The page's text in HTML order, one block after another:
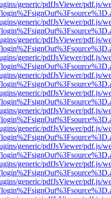
generic/pdfJsViewer/pdf.js/
generic/pdfJsViewer/pdf.js/
generic/pdfJsViewer/pdf.js/
generic/pdfJsViewer/pdf.js/
generic/pdfJsViewer/pdf.js/
generic/pdfJsViewer/pdf.js/
generic/pdfJsViewer/pdf.js/
generic/pdfJsViewer/pdf.js/
generic/pdfJsViewer/pdf.js/
generic/pdfJsViewer/pdf.js/
generic/pdfJsViewer/pdf.js/